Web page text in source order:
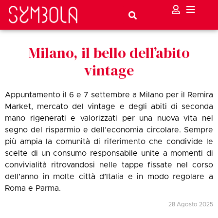
Milano, il bello dell’abito
vintage
Appuntamento il 6 e 7 settembre a Milano per il Remira
Market, mercato del vintage e degli abiti di seconda
mano rigenerati e valorizzati per una nuova vita nel
segno del risparmio e dell’economia circolare. Sempre
più ampia la comunità di riferimento che condivide le
scelte di un consumo responsabile unite a momenti di
convivialità ritrovandosi nelle tappe fissate nel corso
dell’anno in molte città d’Italia e in modo regolare a
Roma e Parma.
28 Agosto 2025